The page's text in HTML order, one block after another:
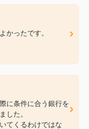
た！
かったです。
に条件に合う銀行を
した。
てくるわけではな